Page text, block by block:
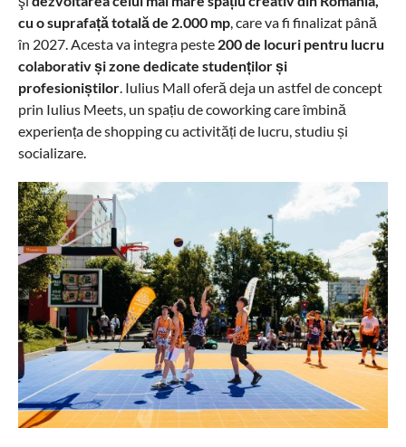
cu o suprafață totală de 2.000 mp, care va fi finalizat până
în 2027. Acesta va integra peste 200 de locuri pentru lucru
colaborativ și zone dedicate studenților și
profesioniștilor. Iulius Mall oferă deja un astfel de concept
prin Iulius Meets, un spațiu de coworking care îmbină
experiența de shopping cu activități de lucru, studiu și
socializare.